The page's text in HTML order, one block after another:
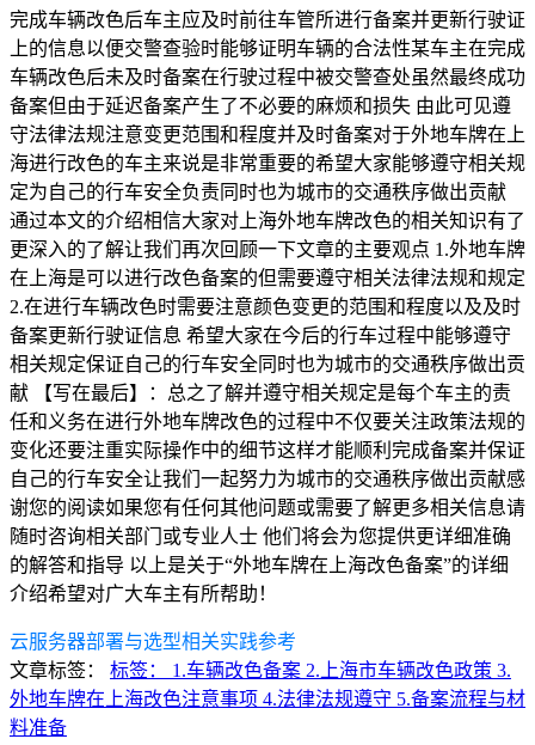
完成车辆改色后车主应及时前往车管所进行备案并更新行驶证
上的信息以便交警查验时能够证明车辆的合法性某车主在完成
车辆改色后未及时备案在行驶过程中被交警查处虽然最终成功
备案但由于延迟备案产生了不必要的麻烦和损失 由此可见遵
守法律法规注意变更范围和程度并及时备案对于外地车牌在上
海进行改色的车主来说是非常重要的希望大家能够遵守相关规
定为自己的行车安全负责同时也为城市的交通秩序做出贡献
通过本文的介绍相信大家对上海外地车牌改色的相关知识有了
更深入的了解让我们再次回顾一下文章的主要观点 1.外地车牌
在上海是可以进行改色备案的但需要遵守相关法律法规和规定
2.在进行车辆改色时需要注意颜色变更的范围和程度以及及时
备案更新行驶证信息 希望大家在今后的行车过程中能够遵守
相关规定保证自己的行车安全同时也为城市的交通秩序做出贡
献 【写在最后】：总之了解并遵守相关规定是每个车主的责
任和义务在进行外地车牌改色的过程中不仅要关注政策法规的
变化还要注重实际操作中的细节这样才能顺利完成备案并保证
自己的行车安全让我们一起努力为城市的交通秩序做出贡献感
谢您的阅读如果您有任何其他问题或需要了解更多相关信息请
随时咨询相关部门或专业人士 他们将会为您提供更详细准确
的解答和指导 以上是关于“外地车牌在上海改色备案”的详细
介绍希望对广大车主有所帮助！
云服务器部署与选型相关实践参考
文章标签：
标签： 1.车辆改色备案 2.上海市车辆改色政策 3.
外地车牌在上海改色注意事项 4.法律法规遵守 5.备案流程与材
料准备